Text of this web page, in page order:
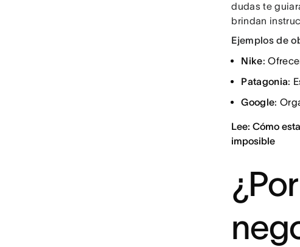
dudas te
brindan
Ejemplos de
Nike:
Patagonia:
Google:
Lee: Cómo
imposible